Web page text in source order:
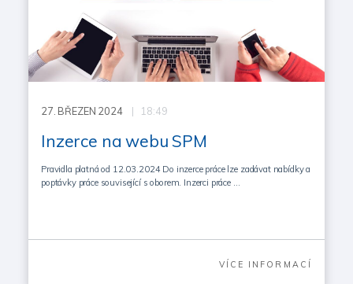
27. BŘEZEN 2024 | 18:49
Inzerce na webu SPM
Pravidla platná od 12.03.2024 Do inzerce práce lze zadávat nabídky a
poptávky práce související s oborem. Inzerci práce …
VÍCE INFORMACÍ